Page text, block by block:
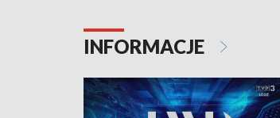
INFORMACJE